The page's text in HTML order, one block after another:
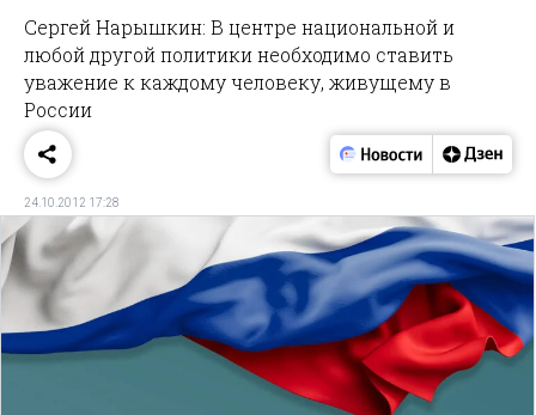
Сергей Нарышкин: В центре национальной и
любой другой политики необходимо ставить
уважение к каждому человеку, живущему в
России
24.10.2012 17:28